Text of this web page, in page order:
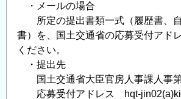
・メールの場合
所定の提出書類一式（履歴書、
書）を、国土交通省の応募受付アド
ください。
・提出先
国土交通省大臣官房人事課人事
応募受付アドレス hqt-